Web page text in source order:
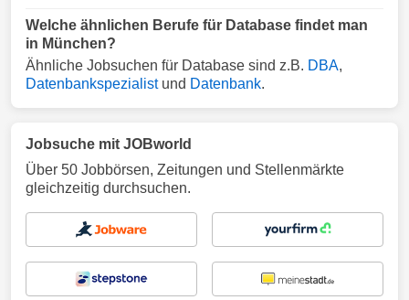
Welche ähnlichen Berufe für Database findet man
in München?
Ähnliche Jobsuchen für Database sind z.B. DBA,
Datenbankspezialistund Datenbank.
Jobsuche mit JOBworld
Über 50 Jobbörsen, Zeitungen und Stellenmärkte
gleichzeitig durchsuchen.